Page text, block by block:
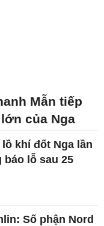
Mẫn tiếp
của Nga
khí đốt Nga lần
báo lỗ sau 25
Số phận Nord